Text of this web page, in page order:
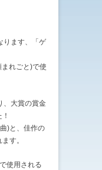
ります、「ゲ
れごと)で使
、大賞の賞金
)と、佳作の
す。
使用される